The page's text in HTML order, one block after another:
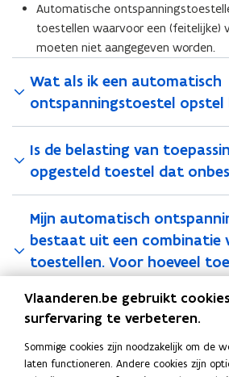
Automatische
toestellen waarvoor een (feitelijke)
moeten niet aangegeven worden.
Wat als ik een automatisch
ontspanningstoestel opstel
Is de belasting van
opgesteld toestel dat
Mijn automatisch
bestaat uit een combinatie
toestellen. Voor hoeveel
Moet ik belasting betalen
biljarttoestel?
Vlaanderen.be gebruikt
surfervaring te verbeteren.
Sommige cookies zijn noodzakelijk om de
laten functioneren. Andere cookies zijn